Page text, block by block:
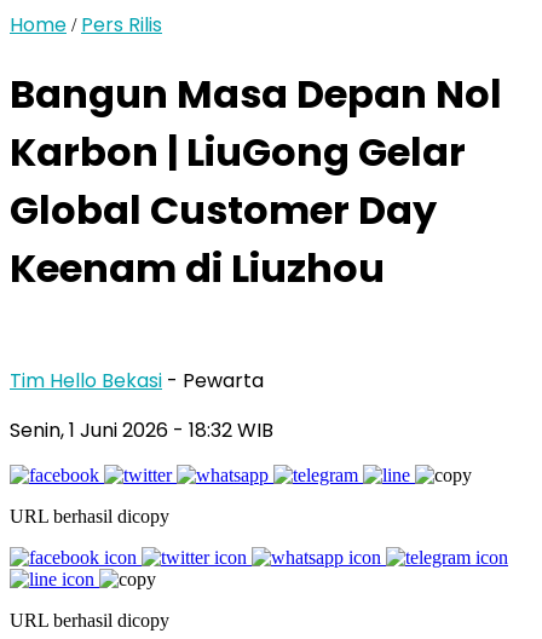
Home / Pers Rilis
Bangun Masa Depan Nol
Karbon | LiuGong Gelar
Global Customer Day
Keenam di Liuzhou
Tim Hello Bekasi - Pewarta
Senin, 1 Juni 2026 - 18:32 WIB
URL berhasil dicopy
URL berhasil dicopy